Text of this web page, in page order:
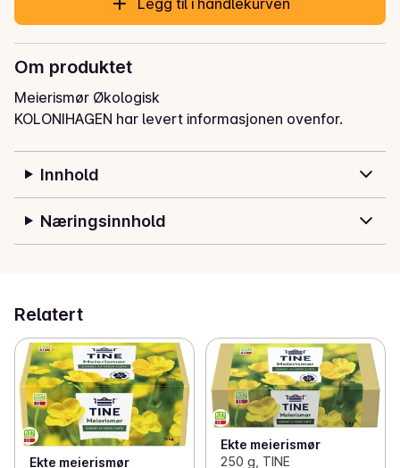
Om produktet
Meierismør Økologisk
KOLONIHAGEN har levert informasjonen ovenfor.
Innhold
Næringsinnhold
Relatert
Ekte meierismør
Ekte meierismør
250 g, TINE